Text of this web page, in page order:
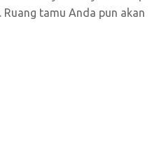
tamu Anda pun akan